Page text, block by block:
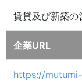
賃貸及び新築の
企業URL
https://